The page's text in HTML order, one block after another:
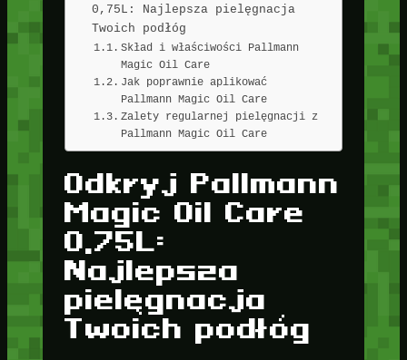
0,75L: Najlepsza pielęgnacja
Twoich podłóg
Skład i właściwości Pallmann
Magic Oil Care
Jak poprawnie aplikować
Pallmann Magic Oil Care
Zalety regularnej pielęgnacji z
Pallmann Magic Oil Care
Odkryj Pallmann
Magic Oil Care
0,75L:
Najlepsza
pielęgnacja
Twoich podłóg